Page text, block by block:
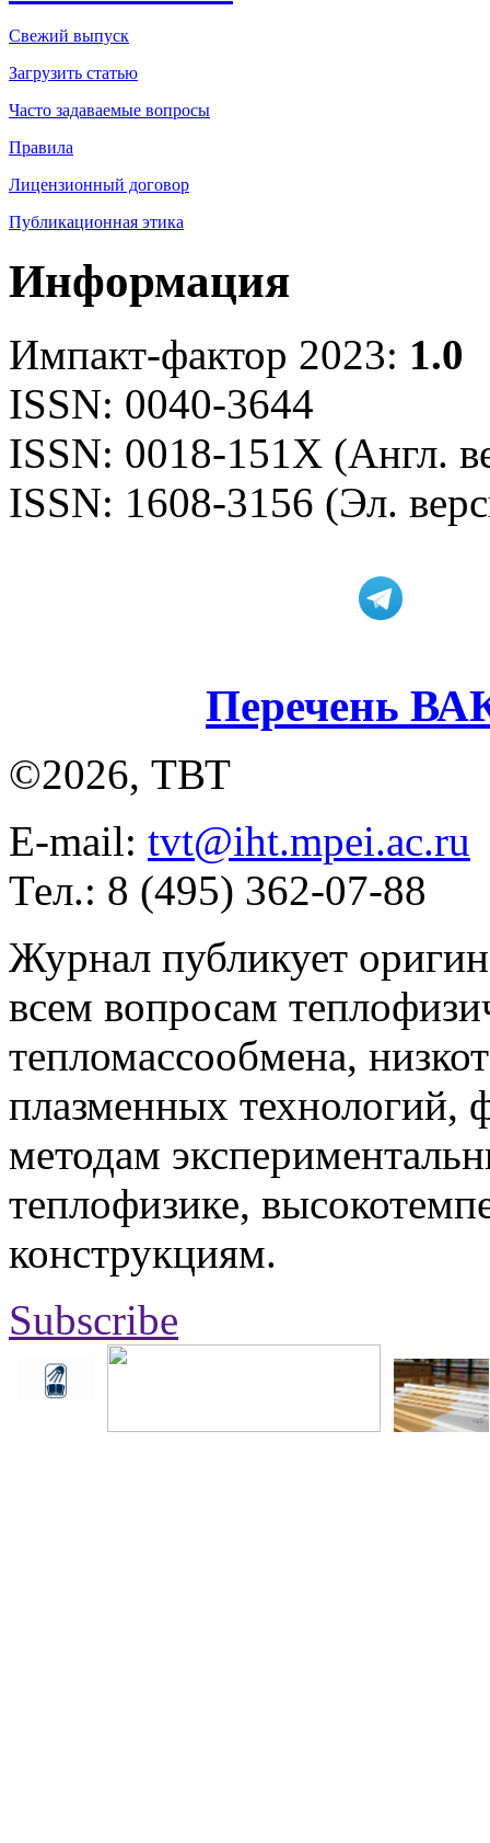
Свежий выпуск
Загрузить статью
Часто задаваемые вопросы
Правила
Лицензионный договор
Публикационная этика
Информация
Импакт-фактор 2023: 1.0
ISSN: 0040-3644
ISSN: 0018-151X (Англ.
ISSN: 1608-3156 (Эл.
Перечень
©2026, ТВТ
E-mail: tvt@iht.mpei.ac.ru
Тел.: 8 (495) 362-07-88
Журнал публикует
всем вопросам
тепломассообмена,
плазменных технологий,
методам
теплофизике,
конструкциям.
Subscribe